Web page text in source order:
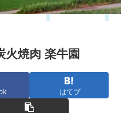
火焼肉 楽牛園
はてブ